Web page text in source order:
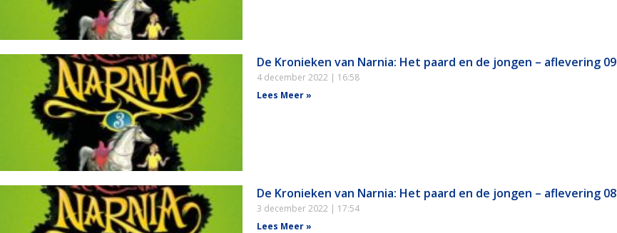
De Kronieken van Narnia: Het paard en de jongen – aflevering 09
4 december 2022
16:58
Lees Meer »
De Kronieken van Narnia: Het paard en de jongen – aflevering 08
3 december 2022
17:54
Lees Meer »